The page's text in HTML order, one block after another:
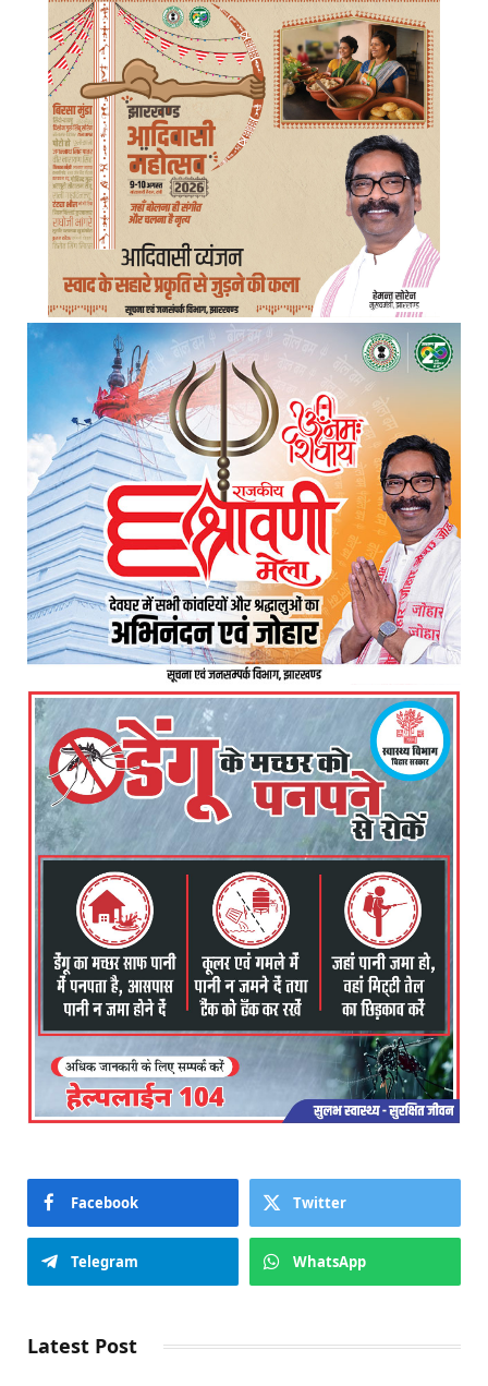
Facebook Twitter
Telegram WhatsApp
Latest Post